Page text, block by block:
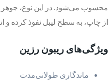
محسوب می‌شود. در این نوع،
از چاپ، به سطح لیبل نفوذ کرده و
ویژگی‌های ریبون رزین
ماندگاری طولانی‌مدت